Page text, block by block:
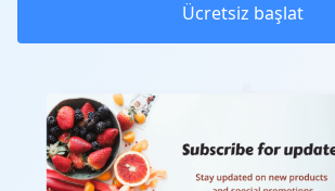
Ücretsiz başlat